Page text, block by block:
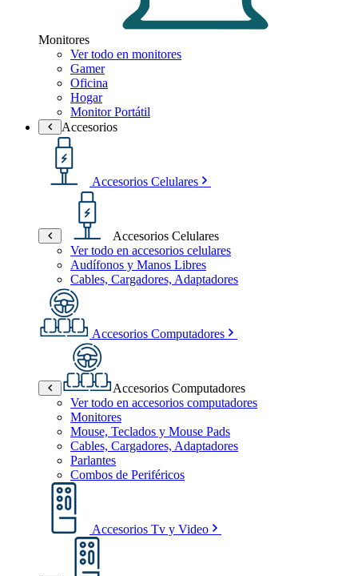
Monitores
Ver todo en monitores
Gamer
Oficina
Hogar
Monitor Portátil
Accesorios
Accesorios Celulares
Accesorios Celulares
Ver todo en accesorios celulares
Audífonos y Manos Libres
Cables, Cargadores, Adaptadores
Accesorios Computadores
Accesorios Computadores
Ver todo en accesorios computadores
Monitores
Mouse, Teclados y Mouse Pads
Cables, Cargadores, Adaptadores
Parlantes
Combos de Periféricos
Accesorios Tv y Video